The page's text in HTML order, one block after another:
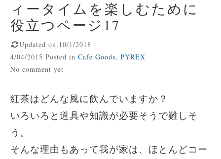
ィータイムを楽しむために
役立つページ17
Updated on:10/1/2018
4/04/2015 Posted inCafe Goods,PYREX
No comment yet
紅茶はどんな風に飲んでいますか？
いろいろと道具や知識が必要そうで難しそ
う。
そんな理由もあって我が家は、ほとんどコー